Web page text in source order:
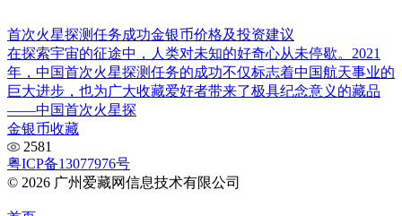
首次火星探测任务成功金银币价格及投资建议
在探索宇宙的征途中，人类对未知的好奇心从未停歇。2021
年，中国首次火星探测任务的成功不仅标志着中国航天事业的
巨大进步，也为广大收藏爱好者带来了极具纪念意义的藏品
——中国首次火星探
金银币收藏
2581
粤ICP备13077976号
© 2026 广州爱藏网信息技术有限公司